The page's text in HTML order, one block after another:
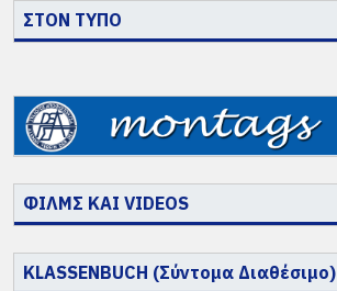
ΣΤΟΝ ΤΥΠΟ
ΦΙΛΜΣ ΚΑΙ VIDEOS
KLASSENBUCH (Σύντομα Διαθέσιμο)